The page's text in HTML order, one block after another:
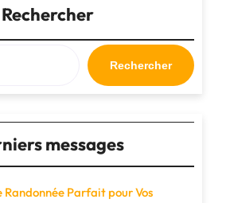
:
L’Élégance
Pratique
pour
Vos
Rechercher
Rechercher
messages
Randonnée Parfait pour Vos